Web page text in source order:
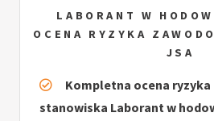
LABORANT W
OCENA RYZYKA
JSA
Kompletna ocena
stanowiska Laborant w